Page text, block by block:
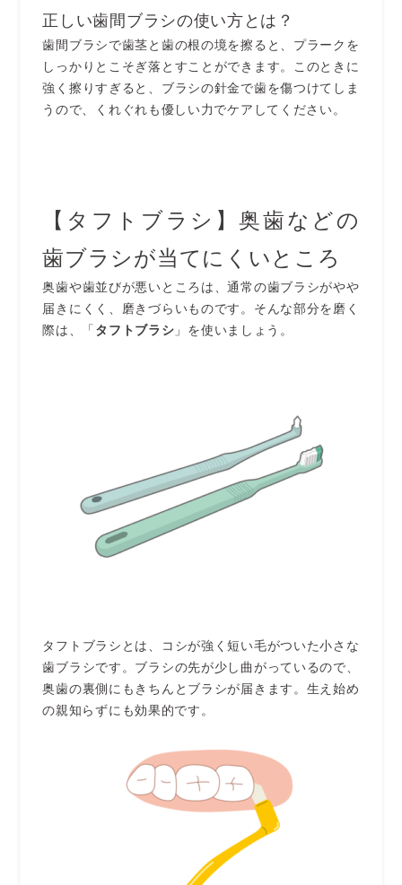
正しい歯間ブラシの使い方とは？
歯間ブラシで歯茎と歯の根の境を擦ると、プラークを
しっかりとこそぎ落とすことができます。このときに
強く擦りすぎると、ブラシの針金で歯を傷つけてしま
うので、くれぐれも優しい力でケアしてください。
【タフトブラシ】奥歯などの
歯ブラシが当てにくいところ
奥歯や歯並びが悪いところは、通常の歯ブラシがやや
届きにくく、磨きづらいものです。そんな部分を磨く
際は、「タフトブラシ 」を使いましょう。
タフトブラシとは、コシが強く短い毛がついた小さな
歯ブラシです。ブラシの先が少し曲がっているので、
奥歯の裏側にもきちんとブラシが届きます。生え始め
の親知らずにも効果的です。